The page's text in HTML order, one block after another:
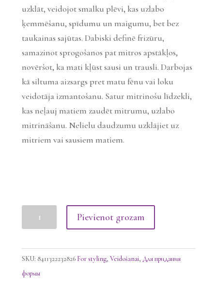
uzklāt, veidojot smalku plēvi, kas uzlabo
ķemmēšanu, spīdumu un maigumu, bet bez
taukainas sajūtas. Dabiski definē frizūru,
samazinot sprogošanos pat mitros apstākļos,
novēršot, ka mati kļūst sausi un trausli. Darbojas
kā siltuma aizsargs pret matu fēnu vai loku
veidotāja izmantošanu. Satur mitrinošu līdzekli,
kas neļauj matiem zaudēt mitrumu, uzlabo
mitrināšanu. Nelielu daudzumu uzklājiet uz
mitriem vai sausiem matiem.
CREATIONYST
krēms,
200ml
Pievienot grozam
SKU: 8411322232826 For styling, Veidošanai, Для придания
формы